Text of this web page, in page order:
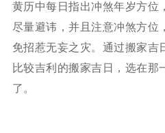
黄历中每日指出冲煞年岁方位
尽量避讳，并且注意冲煞方位
免招惹无妄之灾。通过搬家吉
比较吉利的搬家吉日，选在那
了。